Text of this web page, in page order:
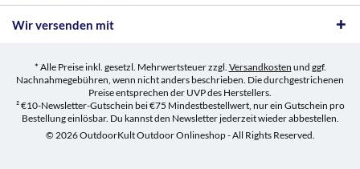
Wir versenden mit
* Alle Preise inkl. gesetzl. Mehrwertsteuer zzgl. Versandkosten und ggf.
Nachnahmegebühren, wenn nicht anders beschrieben. Die durchgestrichenen
Preise entsprechen der UVP des Herstellers.
² €10-Newsletter-Gutschein bei €75 Mindestbestellwert, nur ein Gutschein pro
Bestellung einlösbar. Du kannst den Newsletter jederzeit wieder abbestellen.
© 2026 OutdoorKult Outdoor Onlineshop - All Rights Reserved.